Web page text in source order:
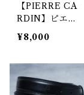
【PIERRE CA
RDIN】ピエー
ルカルダン ロ
ゴ入レザーコン
ト pink
¥8,000